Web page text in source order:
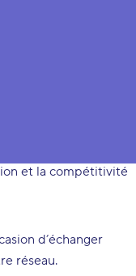
et la compétitivité
d’échanger
réseau.